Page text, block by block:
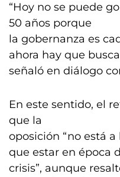
“Hoy no se puede
50 años porque
la gobernanza es
ahora hay que
señaló en diálogo
En este sentido, el
que la
oposición “no está
que estar en época
crisis”, aunque